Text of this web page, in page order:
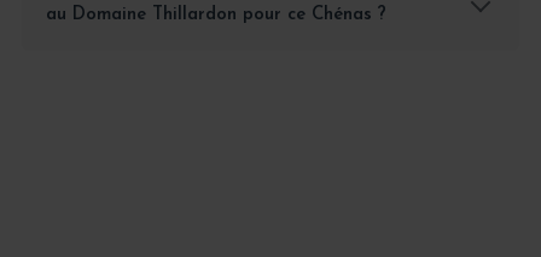
au Domaine Thillardon pour ce Chénas ?